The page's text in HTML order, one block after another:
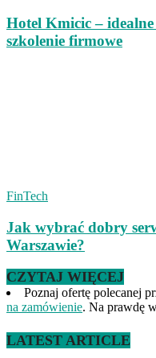
Hotel Kmicic –
szkolenie firmowe
FinTech
Jak wybrać dobry
Warszawie?
CZYTAJ WIĘCEJ
Poznaj ofertę polecanej
na zamówienie. Na prawdę
LATEST ARTICLE